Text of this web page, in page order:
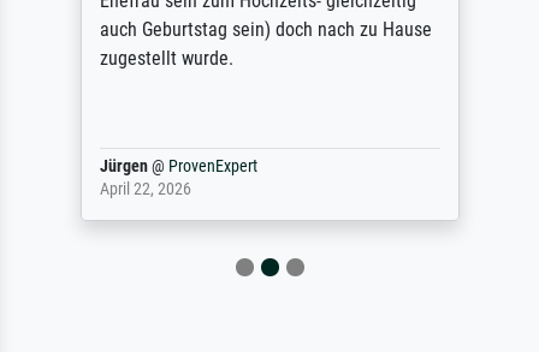
auch Geburtstag sein) doch nach zu Hause
zugestellt wurde.
Jürgen@ ProvenExpert
April 22, 2026